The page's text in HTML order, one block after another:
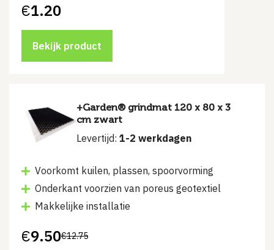
€1.20
Bekijk product
+Garden® grindmat 120 x 80 x 3
cm zwart
Levertijd: 1-2 werkdagen
Voorkomt kuilen, plassen, spoorvorming
Onderkant voorzien van poreus geotextiel
Makkelijke installatie
€12.75
Oorspronkelijke
€9.50
Huidige